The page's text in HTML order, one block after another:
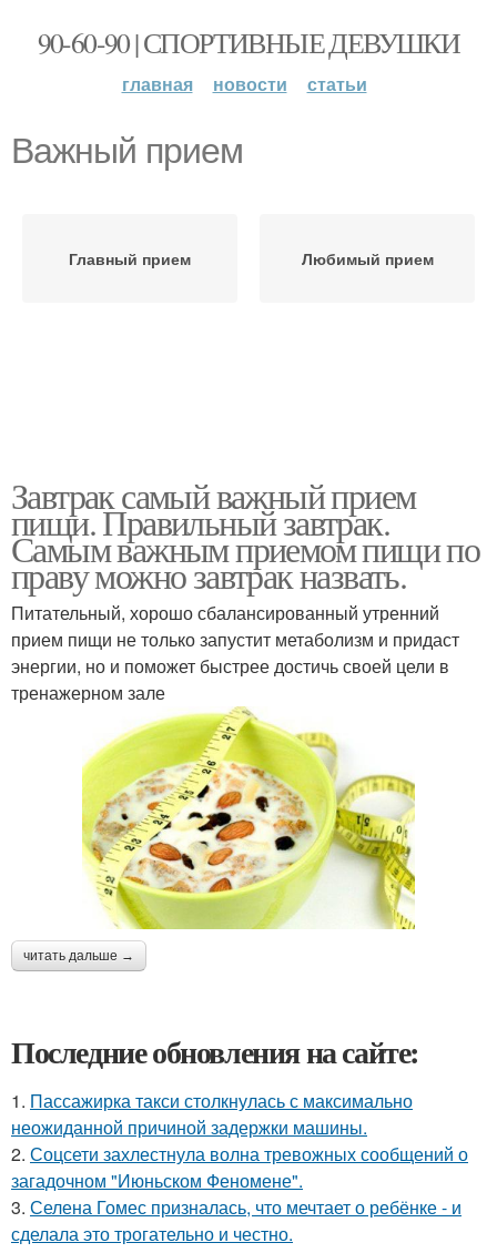
90-60-90 | СПОРТИВНЫЕ ДЕВУШКИ
главная новости статьи
Важный прием
Главный прием Любимый прием
Завтрак самый важный прием
пищи. Правильный завтрак.
Самым важным приемом пищи по
праву можно завтрак назвать.
Питательный, хорошо сбалансированный утренний
прием пищи не только запустит метаболизм и придаст
энергии, но и поможет быстрее достичь своей цели в
тренажерном зале
читать дальше →
Последние обновления на сайте:
1. Пассажирка такси столкнулась с максимально
неожиданной причиной задержки машины.
2. Соцсети захлестнула волна тревожных сообщений о
загадочном "Июньском Феномене".
3. Селена Гомес призналась, что мечтает о ребёнке - и
сделала это трогательно и честно.